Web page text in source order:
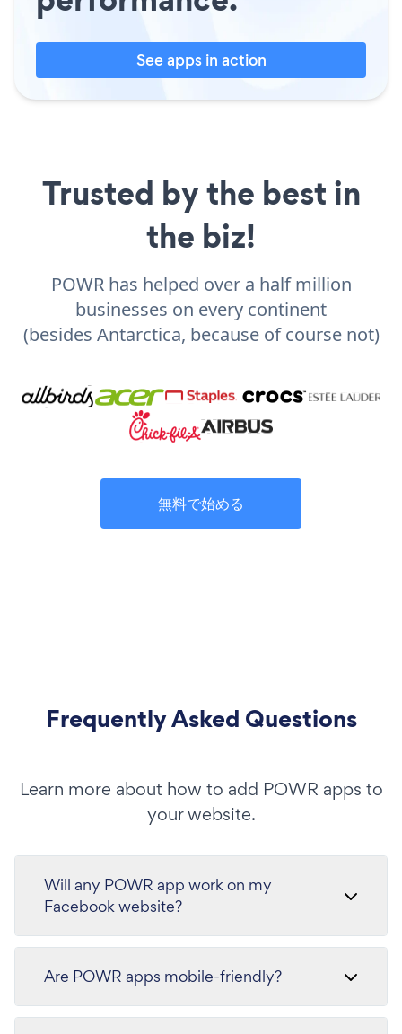
See apps in action
Trusted by the best in
the biz!
POWR has helped over a half million
businesses on every continent
(besides Antarctica, because of course not)
無料で始める
Frequently Asked Questions
Learn more about how to add POWR apps to
your website.
Will any POWR app work on my
Facebook website?
Are POWR apps mobile-friendly?